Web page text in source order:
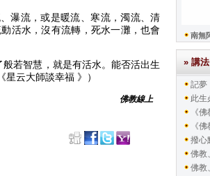
瀑流，或是暖流、寒流，濁流、清
活水，沒有流轉，死水一灘，也會
若智慧，就是有活水。能否活出生
云大師談幸福 》）
佛教線上
南無
» 講法
記夢
此生
《
《
撥心
佛教
佛教